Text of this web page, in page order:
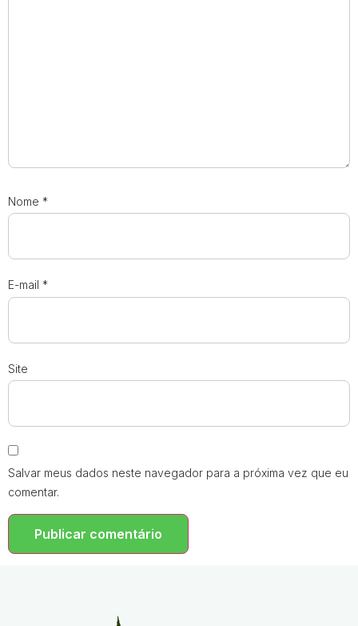
Nome *
E-mail *
Site
Salvar meus dados neste navegador para a próxima vez que eu
comentar.